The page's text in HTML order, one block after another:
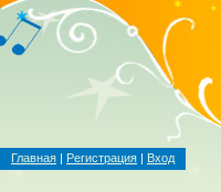
Главная | Регистрация | Вход